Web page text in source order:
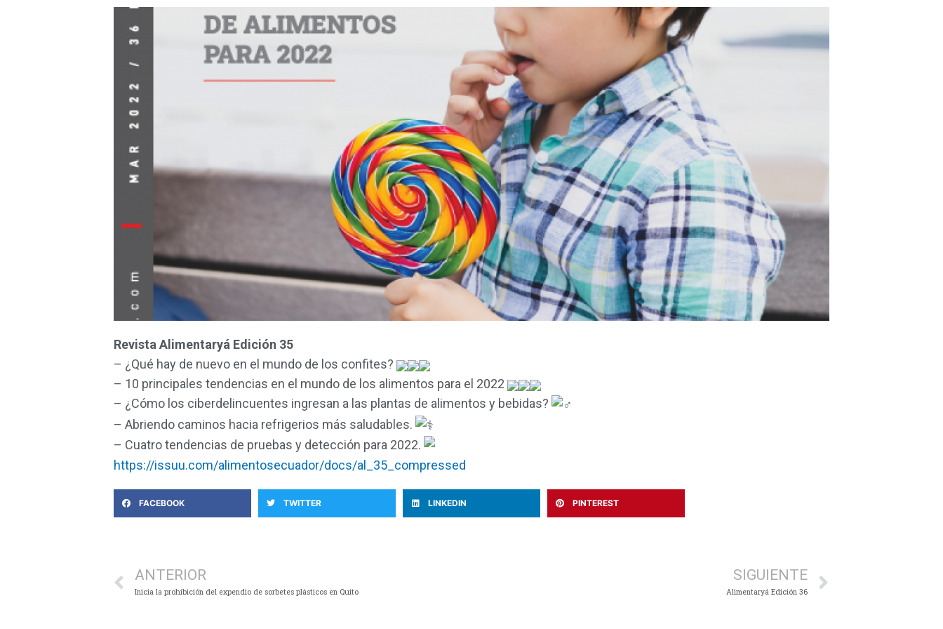
Revista Alimentaryá Edición 35
– ¿Qué hay de nuevo en el mundo de los confites?
– 10 principales tendencias en el mundo de los alimentos para el 2022
– ¿Cómo los ciberdelincuentes ingresan a las plantas de alimentos y bebidas?
– Abriendo caminos hacia refrigerios más saludables.
– Cuatro tendencias de pruebas y detección para 2022.
https://issuu.com/alimentosecuador/docs/al_35_compressed
FACEBOOK TWITTER LINKEDIN PINTEREST
ANTERIOR
Inicia la prohibición del expendio de sorbetes plásticos en Quito
SIGUIENTE
Alimentaryá Edición 36